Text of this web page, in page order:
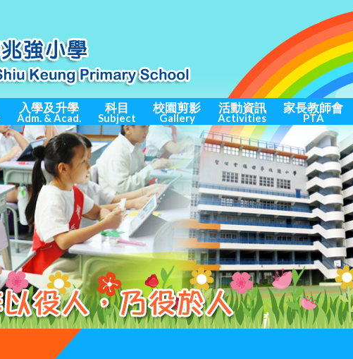
入學及升學
Adm. & Acad.
科目
Subject
校園剪影
Gallery
活動資訊
Activities
家長教師會
PTA